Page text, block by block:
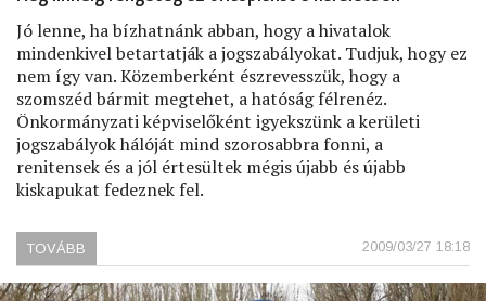
Jó lenne, ha bízhatnánk abban, hogy a hivatalok
mindenkivel betartatják a jogszabályokat. Tudjuk, hogy ez
nem így van. Közemberként észrevesszük, hogy a
szomszéd bármit megtehet, a hatóság félrenéz.
Önkormányzati képviselőként igyekszünk a kerületi
jogszabályok hálóját mind szorosabbra fonni, a
renitensek és a jól értesültek mégis újabb és újabb
kiskapukat fedeznek fel.
2009/03/27 18:18
TOVÁBB
NEM
LESZ